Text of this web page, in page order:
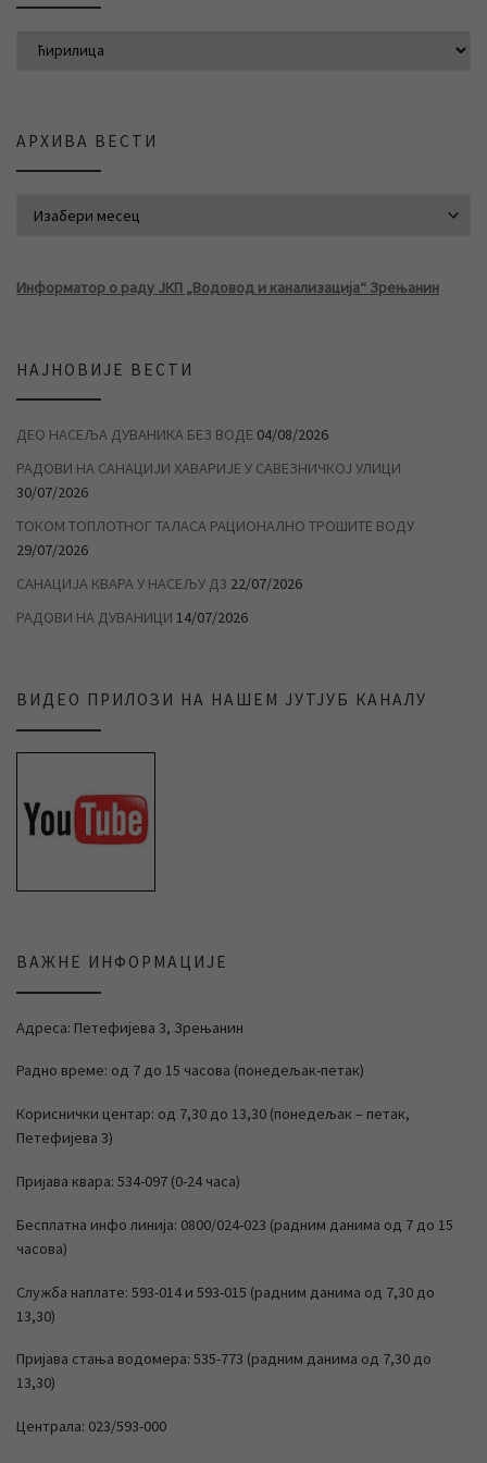
АРХИВА ВЕСТИ
Информатор о раду ЈКП „Водовод и канализација“ Зрењанин
НАЈНОВИЈЕ ВЕСТИ
ДЕО НАСЕЉА ДУВАНИКА БЕЗ ВОДЕ 04/08/2026
РАДОВИ НА САНАЦИЈИ ХАВАРИЈЕ У САВЕЗНИЧКОЈ УЛИЦИ
30/07/2026
ТОКОМ ТОПЛОТНОГ ТАЛАСА РАЦИОНАЛНО ТРОШИТЕ ВОДУ
29/07/2026
САНАЦИЈА КВАРА У НАСЕЉУ Д3 22/07/2026
РАДОВИ НА ДУВАНИЦИ 14/07/2026
ВИДЕО ПРИЛОЗИ НА НАШЕМ ЈУТЈУБ КАНАЛУ
ВАЖНЕ ИНФОРМАЦИЈЕ
Адреса: Петефијева 3, Зрењанин
Радно време: од 7 до 15 часова (понедељак-петак)
Кориснички центар: од 7,30 до 13,30 (понедељак – петак,
Петефијева 3)
Пријава квара: 534-097 (0-24 часа)
Бесплатна инфо линија: 0800/024-023 (радним данима од 7 до 15
часова)
Служба наплате: 593-014 и 593-015 (радним данима од 7,30 до
13,30)
Пријава стања водомера: 535-773 (радним данима од 7,30 до
13,30)
Централа: 023/593-000